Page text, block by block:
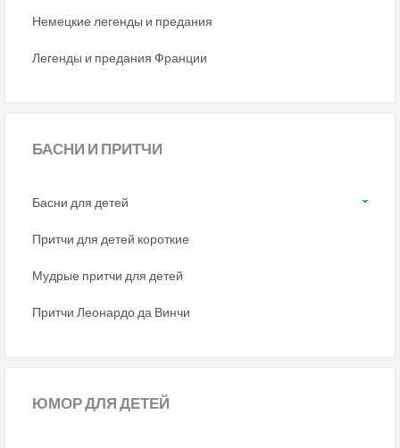
Немецкие легенды и предания
Легенды и предания Франции
БАСНИ И ПРИТЧИ
Басни для детей
Притчи для детей короткие
Мудрые притчи для детей
Притчи Леонардо да Винчи
ЮМОРДЛЯ ДЕТЕЙ